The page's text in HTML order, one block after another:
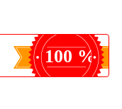
100 %